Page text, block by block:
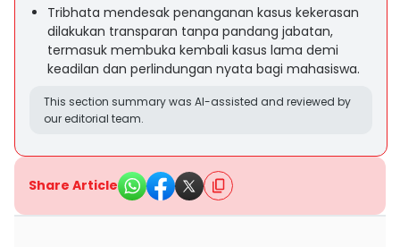
Tribhata mendesak penanganan kasus kekerasan
dilakukan transparan tanpa pandang jabatan,
termasuk membuka kembali kasus lama demi
keadilan dan perlindungan nyata bagi mahasiswa.
This section summary was AI-assisted and reviewed by
our editorial team.
Share Article